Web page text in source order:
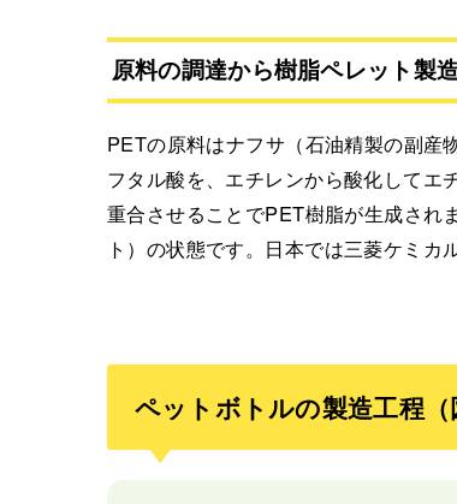
原料の調達から樹脂ペレット製
PETの原料はナフサ（石油精製の副産
フタル酸を、エチレンから酸化して
重合させることでPET樹脂が生成され
ト）の状態です。日本では三菱ケミカ
ペットボトルの製造工程（